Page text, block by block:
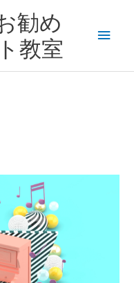
勧め
教室
イ
ン